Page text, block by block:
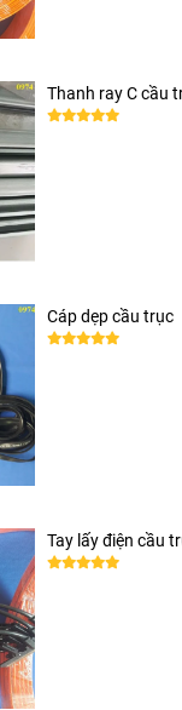
Thanh ray C cầu
Cáp dẹp cầu trục
Tay lấy điện cầu